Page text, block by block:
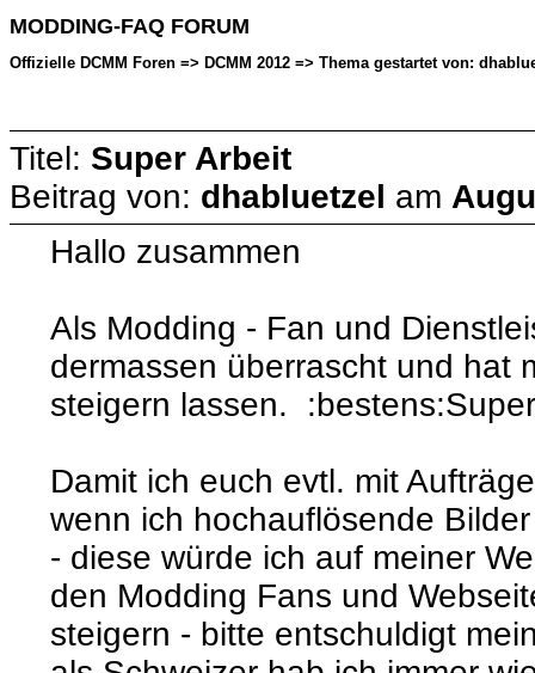
MODDING-FAQ FORUM
Offizielle DCMM Foren => DCMM 2012 => Thema gestartet von:
Titel: Super Arbeit
Beitrag von: dhabluetzel am
Hallo zusammen
Als Modding - Fan und
dermassen überrascht und hat
steigern lassen.
Damit ich euch evtl. mit
wenn ich hochauflösende
- diese würde ich auf meiner
den Modding Fans und
steigern - bitte entschuldigt